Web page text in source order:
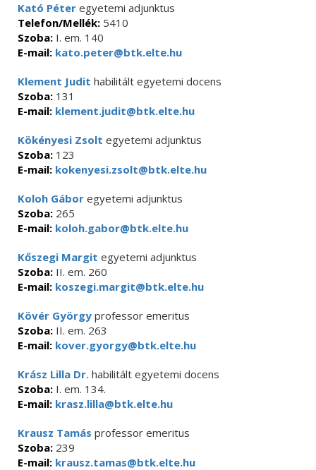
Kató Péter egyetemi adjunktus
Telefon/Mellék: 5410
Szoba: I. em. 140
E-mail: kato.peter@btk.elte.hu
Klement Judit habilitált egyetemi docens
Szoba: 131
E-mail: klement.judit@btk.elte.hu
Kökényesi Zsolt egyetemi adjunktus
Szoba: 123
E-mail: kokenyesi.zsolt@btk.elte.hu
Koloh Gábor egyetemi adjunktus
Szoba: 265
E-mail: koloh.gabor@btk.elte.hu
Kőszegi Margit egyetemi adjunktus
Szoba: II. em. 260
E-mail: koszegi.margit@btk.elte.hu
Kövér György professor emeritus
Szoba: II. em. 263
E-mail: kover.gyorgy@btk.elte.hu
Krász Lilla Dr. habilitált egyetemi docens
Szoba: I. em. 134.
E-mail: krasz.lilla@btk.elte.hu
Krausz Tamás professor emeritus
Szoba: 239
E-mail: krausz.tamas@btk.elte.hu